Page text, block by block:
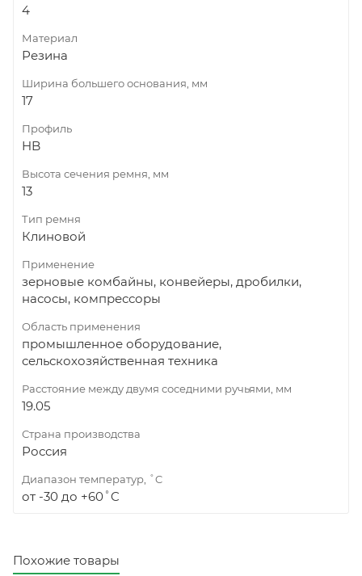
4
Материал
Резина
Ширина большего основания, мм
17
Профиль
HB
Высота сечения ремня, мм
13
Тип ремня
Клиновой
Применение
зерновые комбайны, конвейеры, дробилки,
насосы, компрессоры
Область применения
промышленное оборудование,
сельскохозяйственная техника
Расстояние между двумя соседними ручьями, мм
19.05
Страна производства
Россия
Диапазон температур, ˚C
от -30 до +60˚C
Похожие товары